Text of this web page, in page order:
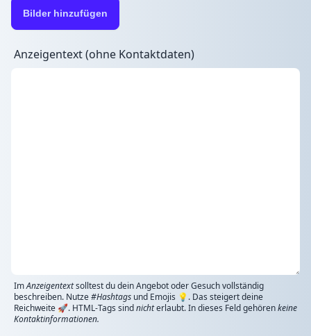
Bilder hinzufügen
Anzeigentext (ohne Kontaktdaten)
ImAnzeigentextsolltest du dein Angebot oder Gesuch vollständig
beschreiben. Nutze#Hashtags und Emojis 💡. Das steigert deine
Reichweite 🚀. HTML-Tags sindnichterlaubt. In dieses Feld gehörenkeine
Kontaktinformationen.